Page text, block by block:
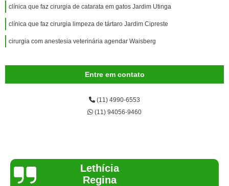
clínica que faz cirurgia de catarata em gatos Jardim Utinga
clínica que faz cirurgia limpeza de tártaro Jardim Cipreste
cirurgia com anestesia veterinária agendar Waisberg
Entre em contato
(11) 4990-6553
(11) 94056-9460
Joelma Lilian